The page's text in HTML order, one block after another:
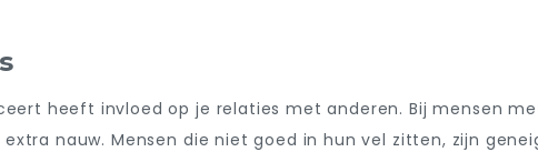
heeft invloed op je relaties met anderen. Bij mensen
nauw. Mensen die niet goed in hun vel zitten, zijn